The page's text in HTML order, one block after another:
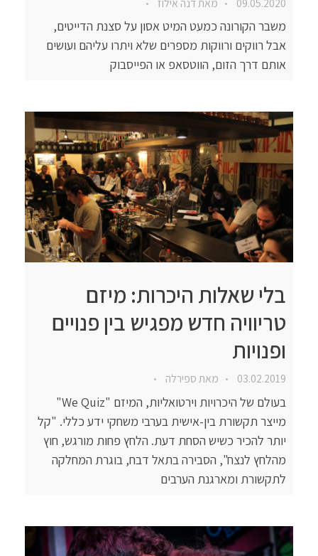
משבר הקורונה כמעט המיט אסון על סצנת הדייטים,
אבל רווקים ורווקות מספרים שלא ויתרו עליהם ועושים
אותם דרך הזום, הווטסאפ או הפייסבוק
בלי שאלות היכרות: מיזם
טריוויה חדש מפגיש בין פנויים
ופנויות
03.02.2019 מאתספירלה
בעולם של היכרויות וירטואליות, המיזם "We Quiz"
מייצר תקשורת בין-אישית בערבי משחקי ידע כללי. "קל
יותר להכיר כשיש הסחת דעת. הלחץ פחות מורגש, חוץ
מהלחץ לנצח", הסבירה בתאל דבח, בוגרת המחלקה
לתקשורת ומארגנת הערבים